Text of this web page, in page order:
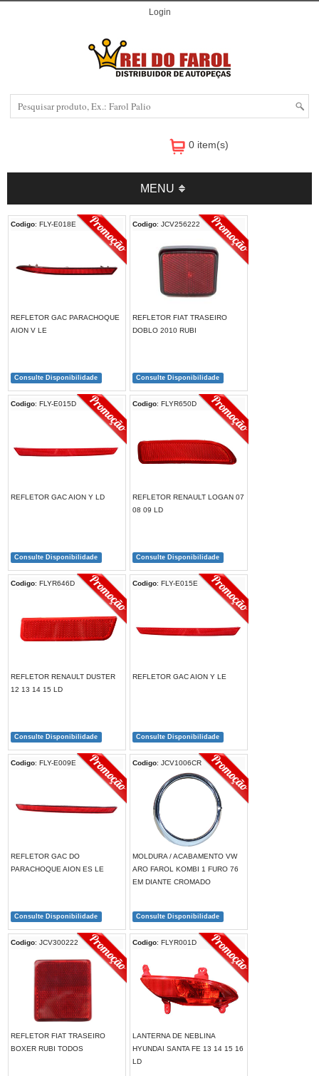
Login
0 item(s)
MENU
Codigo: FLY-E018E
REFLETOR GAC PARACHOQUE
AION V LE
Consulte Disponibilidade
Codigo: JCV256222
REFLETOR FIAT TRASEIRO
DOBLO 2010 RUBI
Consulte Disponibilidade
Codigo: FLY-E015D
REFLETOR GAC AION Y LD
Consulte Disponibilidade
Codigo: FLYR650D
REFLETOR RENAULT LOGAN 07
08 09 LD
Consulte Disponibilidade
Codigo: FLYR646D
REFLETOR RENAULT DUSTER
12 13 14 15 LD
Consulte Disponibilidade
Codigo: FLY-E015E
REFLETOR GAC AION Y LE
Consulte Disponibilidade
Codigo: FLY-E009E
REFLETOR GAC DO
PARACHOQUE AION ES LE
Consulte Disponibilidade
Codigo: JCV1006CR
MOLDURA / ACABAMENTO VW
ARO FAROL KOMBI 1 FURO 76
EM DIANTE CROMADO
Consulte Disponibilidade
Codigo: JCV300222
REFLETOR FIAT TRASEIRO
BOXER RUBI TODOS
Codigo: FLYR001D
LANTERNA DE NEBLINA
HYUNDAI SANTA FE 13 14 15 16
LD